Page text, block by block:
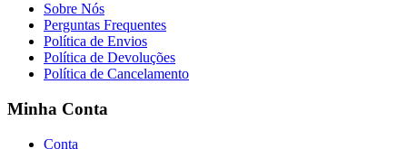
Sobre Nós
Perguntas Frequentes
Política de Envios
Política de Devoluções
Política de Cancelamento
Minha Conta
Conta